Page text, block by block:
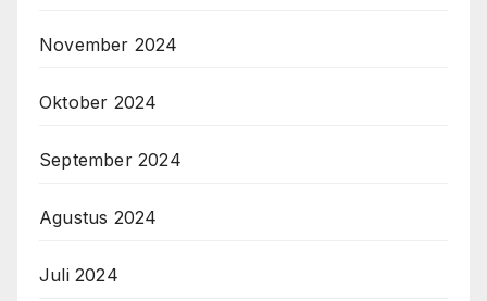
November 2024
Oktober 2024
September 2024
Agustus 2024
Juli 2024